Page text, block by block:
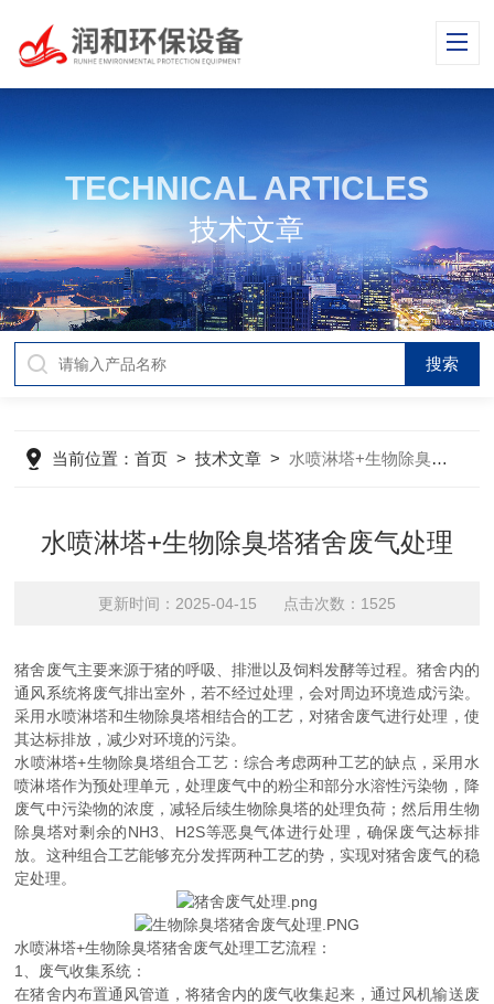
TECHNICAL ARTICLES
技术文章
当前位置：首页 >技术文章 > 水喷淋塔+生物除臭塔猪舍废气处理
水喷淋塔+生物除臭塔猪舍废气处理
更新时间：2025-04-15 点击次数：1525
猪舍废气主要来源于猪的呼吸、排泄以及饲料发酵等过程。猪舍内的
通风系统将废气排出室外，若不经过处理，会对周边环境造成污染。
采用水喷淋塔和生物除臭塔相结合的工艺，对猪舍废气进行处理，使
其达标排放，减少对环境的污染。
水喷淋塔+生物除臭塔组合工艺：综合考虑两种工艺的缺点，采用水
喷淋塔作为预处理单元，处理废气中的粉尘和部分水溶性污染物，降
废气中污染物的浓度，减轻后续生物除臭塔的处理负荷；然后用生物
除臭塔对剩余的NH3、H2S等恶臭气体进行处理，确保废气达标排
放。这种组合工艺能够充分发挥两种工艺的势，实现对猪舍废气的稳
定处理。
水喷淋塔+生物除臭塔猪舍废气处理工艺流程：
1、废气收集系统：
在猪舍内布置通风管道，将猪舍内的废气收集起来，通过风机输送废